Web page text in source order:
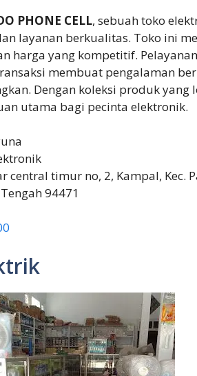
PHONE CELL, sebuah toko
layanan berkualitas. Toko ini
harga yang kompetitif.
membuat pengalaman
Dengan koleksi produk yang
utama bagi pecinta elektronik.
central timur no, 2, Kampal, Kec.
94471